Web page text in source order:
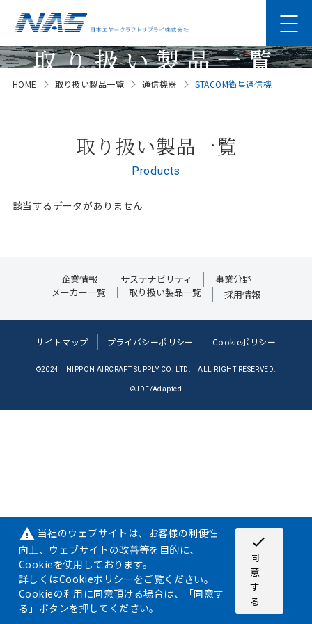
取り扱い製品一覧
Products
HOME 取り扱い製品一覧 通信機器 STACOM衛星通信機
取り扱い製品一覧
Products
該当するデータがありません
企業情報 サステナビリティ
事業分野
メーカー一覧
取り扱い製品一覧 採用情報
サイトマップ プライバシーポリシー Cookieポリシー
©2024 NIPPON AIRCRAFT SUPPLY CO.,LTD. ALL RIGHT RESERVED.
©JDF/Adapted
warning 当社のウェブサイトは、お客様の利便性
向上、ウェブサイトの改善等を目的に、
Cookieを使用しております。
詳しくはCookieポリシーをご覧ください。
Cookieの利用に同意頂ける場合は、「同意す
る」ボタンを押してください。
check
同
意
す
る